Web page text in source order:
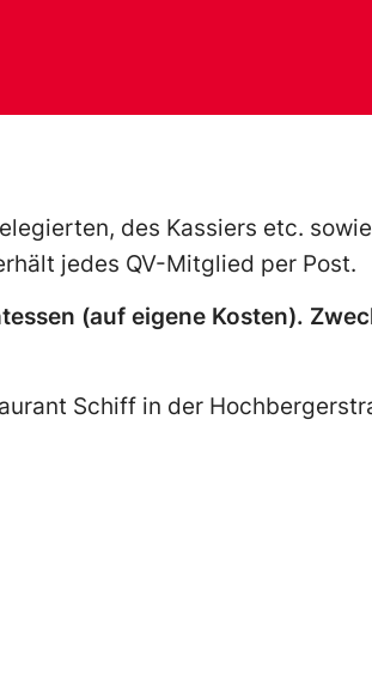
des Kassiers etc.
jedes QV-Mitglied per Post.
(auf eigene Kosten).
Schiff in der